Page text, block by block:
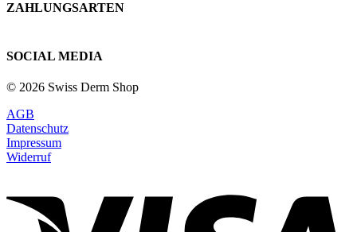
ZAHLUNGSARTEN
SOCIAL MEDIA
© 2026 Swiss Derm Shop
AGB
Datenschutz
Impressum
Widerruf